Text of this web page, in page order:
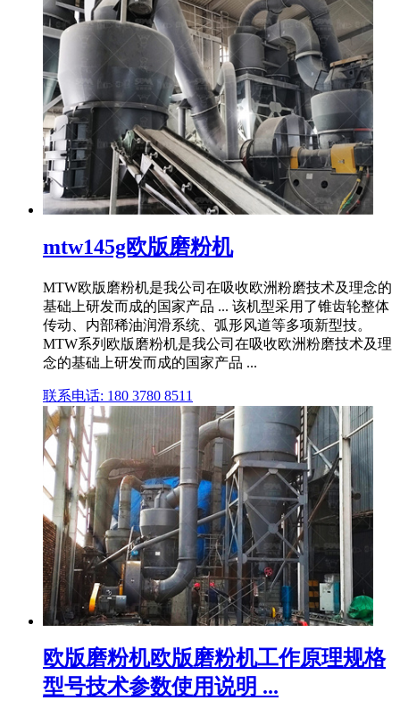
mtw145g欧版磨粉机
MTW欧版磨粉机是我公司在吸收欧洲粉磨技术及理念的
基础上研发而成的国家产品 ... 该机型采用了锥齿轮整体
传动、内部稀油润滑系统、弧形风道等多项新型技。
MTW系列欧版磨粉机是我公司在吸收欧洲粉磨技术及理
念的基础上研发而成的国家产品 ...
联系电话: 180 3780 8511
欧版磨粉机欧版磨粉机工作原理规格
型号技术参数使用说明 ...